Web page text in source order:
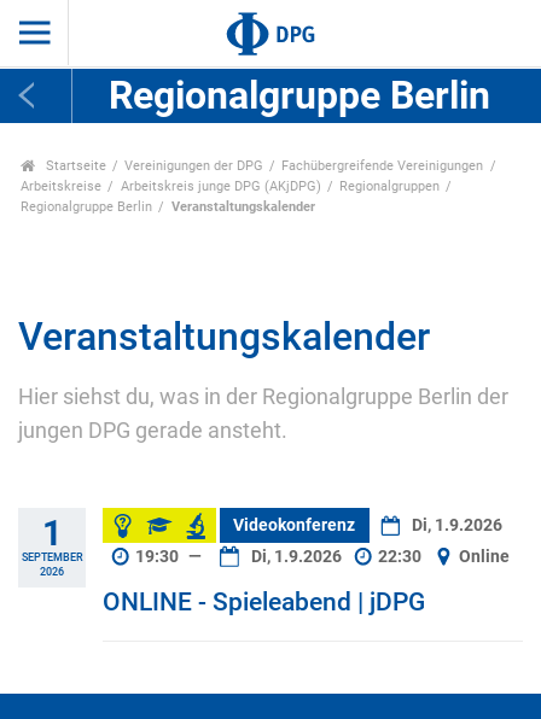
Regionalgruppe Berlin
Startseite Vereinigungen der DPG
Fachübergreifende Vereinigungen
Arbeitskreise
Arbeitskreis junge DPG (AKjDPG)
Regionalgruppen
Regionalgruppe Berlin
Veranstaltungskalender
Veranstaltungskalender
Hier siehst du, was in der Regionalgruppe Berlin der
jungen DPG gerade ansteht.
1
SEPTEMBER
2026
Videokonferenz
Di, 1.9.2026
19:30 — Di, 1.9.2026 22:30 Online
ONLINE - Spieleabend | jDPG